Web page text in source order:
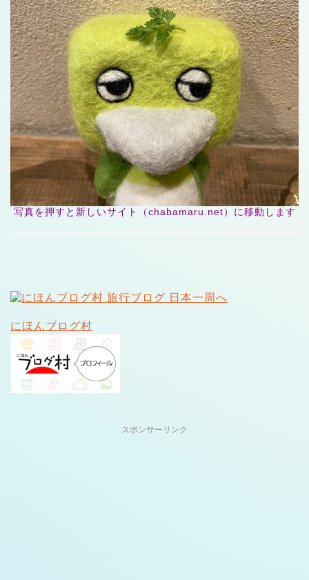
写真を押すと新しいサイト（chabamaru.net）に移動します
にほんブログ村
スポンサーリンク